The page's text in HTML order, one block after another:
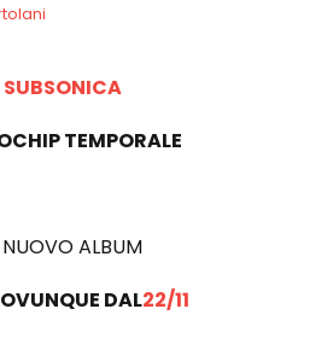
SUBSONICA
TEMPORALE
NUOVO ALBUM
DAL22/11